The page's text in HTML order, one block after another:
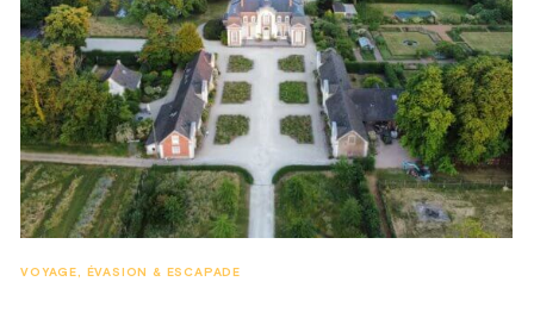
VOYAGE, ÉVASION & ESCAPADE